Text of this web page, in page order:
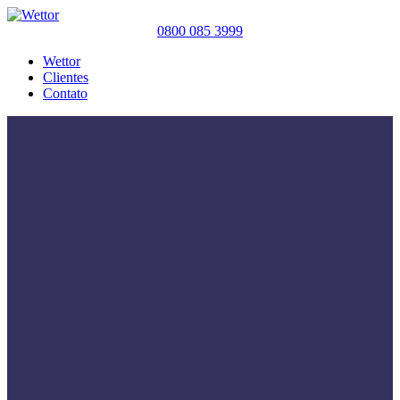
0800 085 3999
Wettor
Clientes
Contato